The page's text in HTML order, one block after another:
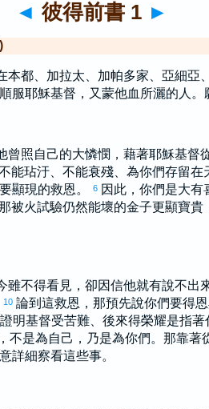
◄ 彼得前書 1 ►
本都、 加拉太 加帕多家 亞細亞
服耶穌基督，又蒙他血所灑的人。
曾照自己的大憐憫，藉著耶穌基督
能玷汙、不能衰殘、為你們存留在
顯現的救恩。
6 因此，你們是大有
被火試驗仍然能壞的金子更顯寶
不得看見，卻因信他就有說不出
10 論到這救恩，那預先說你們要得
明基督受苦難、後來得榮耀是指著
不是為自己，乃是為你們。那靠著
詳細察看這些事。